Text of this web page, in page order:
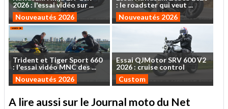
2026: l'essaividéo sur...
Nouveautés 2026
: le roadsterquiveut ...
Nouveautés 2026
Trident et TigerSport 660
: l'essaividéo MNCdes...
Nouveautés 2026
EssaiQJMotorSRV 600V2
2026 : cruise control
Custom
A lire aussi sur le Journal moto du Net